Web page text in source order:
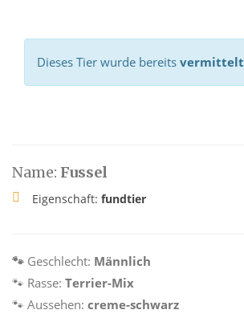
Dieses Tier wurde bereits vermittelt
Name: Fussel
Eigenschaft: fundtier
🐾 Geschlecht: Männlich
🐾 Rasse: Terrier-Mix
🐾 Aussehen: creme-schwarz